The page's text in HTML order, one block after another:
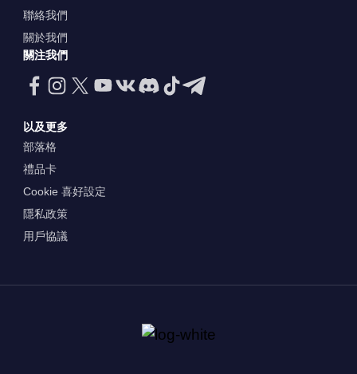
聯絡我們
關於我們
關注我們
以及更多
部落格
禮品卡
Cookie 喜好設定
隱私政策
用戶協議